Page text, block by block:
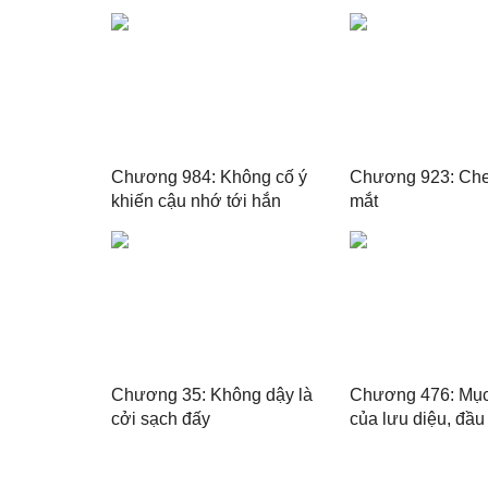
Chương 984: Không cố ý
khiến cậu nhớ tới hắn
Chương 923:
mắt
Chương 35: Không dậy là
cởi sạch đấy
Chương 476:
của lưu diệu,